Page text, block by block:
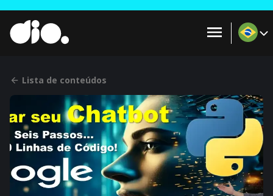
Lista de conteúdos